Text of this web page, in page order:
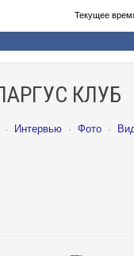
Текущее
КЛУБ
· Интервью · Фото ·